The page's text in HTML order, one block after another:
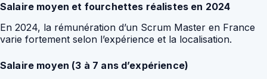
Salaire moyen et fourchettes réalistes en 2024
En 2024, la rémunération d’un Scrum Master en France
varie fortement selon l’expérience et la localisation.
Salaire moyen (3 à 7 ans d’expérience)